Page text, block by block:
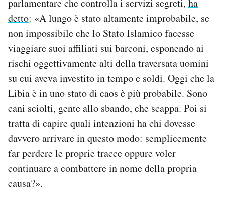
parlamentare che controlla i servizi segreti, ha
detto: «A lungo è stato altamente improbabile, se
non impossibile che lo Stato Islamico facesse
viaggiare suoi affiliati sui barconi, esponendo ai
rischi oggettivamente alti della traversata uomini
su cui aveva investito in tempo e soldi. Oggi che la
Libia è in uno stato di caos è più probabile. Sono
cani sciolti, gente allo sbando, che scappa. Poi si
tratta di capire quali intenzioni ha chi dovesse
davvero arrivare in questo modo: semplicemente
far perdere le proprie tracce oppure voler
continuare a combattere in nome della propria
causa?».